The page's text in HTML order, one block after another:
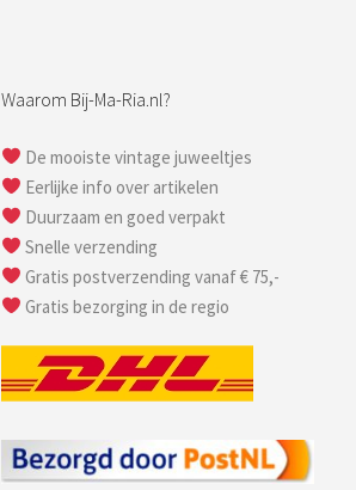
Waarom Bij-Ma-Ria.nl?
De mooiste vintage juweeltjes
Eerlijke info over artikelen
Duurzaam en goed verpakt
Snelle verzending
Gratis postverzending vanaf € 75,-
Gratis bezorging in de regio